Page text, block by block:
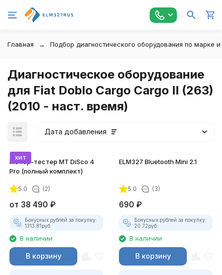
Главная Подбор диагностического оборудования по марке
Диагностическое оборудование
для Fiat Doblo Cargo Cargo II (263)
(2010 - наст. время)
Дата добавления
хит
Мотор-тестер MT DiSco 4
Pro (полный комплект)
5.0 (2)
от 38 490 ₽
Бонусных рублей за покупку:
1313.81руб.
В наличии
В корзину
ELM327 Bluetooth Mini 2.1
5.0 (3)
690 ₽
Бонусных рублей за покупку:
20.72руб.
В наличии
В корзину